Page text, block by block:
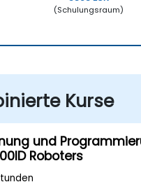
(Schulungsraum)
Kurse
und
Roboters